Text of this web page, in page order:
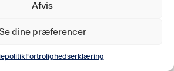
Afvis
dine præferencer
Fortrolighedserklæring